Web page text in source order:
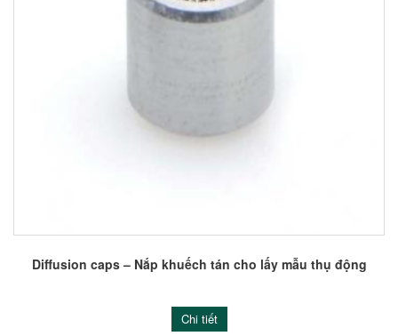
Diffusion caps – Nắp khuếch tán cho lấy mẫu thụ động
Chi tiết